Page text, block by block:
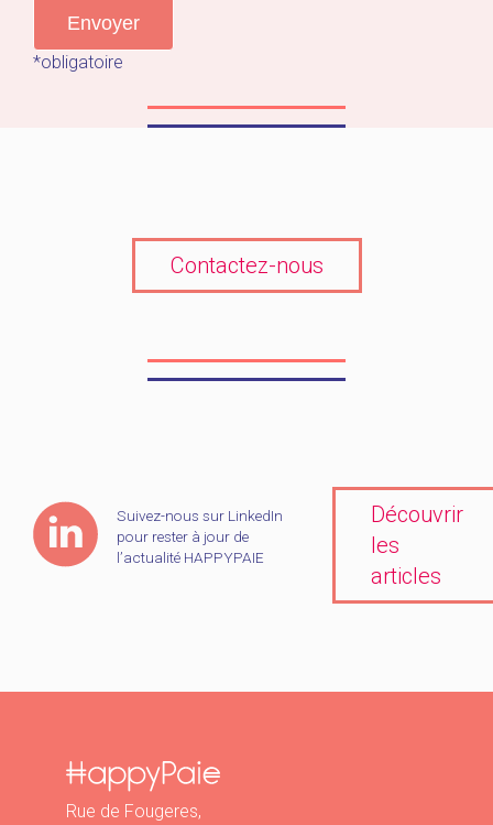
*obligatoire
Contactez-nous
Suivez-nous sur LinkedIn
pour rester à jour de
l’actualité HAPPYPAIE
Découvrir
les
articles
Rue de Fougeres,